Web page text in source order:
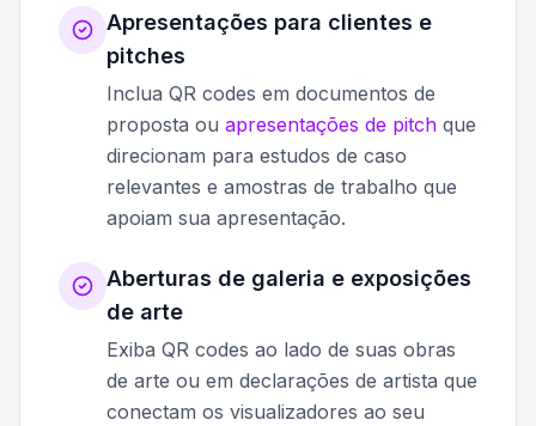
Apresentações para clientes e
pitches
Inclua QR codes em documentos de
proposta ou apresentações de pitch que
direcionam para estudos de caso
relevantes e amostras de trabalho que
apoiam sua apresentação.
Aberturas de galeria e exposições
de arte
Exiba QR codes ao lado de suas obras
de arte ou em declarações de artista que
conectam os visualizadores ao seu